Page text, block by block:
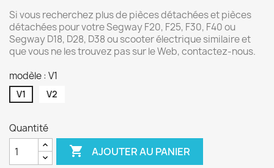
Si vous recherchez plus de pièces détachées et pièces
détachées pour votre Segway F20, F25, F30, F40 ou
Segway D18, D28, D38 ou scooter électrique similaire et
que vous ne les trouvez pas sur le Web, contactez-nous.
modèle : V1
V1 V2
Quantité
 AJOUTER AU PANIER